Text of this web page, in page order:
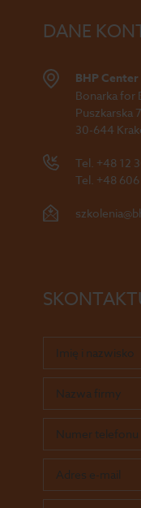
DANE
BHP Center
Bonarka for
Puszkarska
30-644
Tel. +48 12
Tel. +48